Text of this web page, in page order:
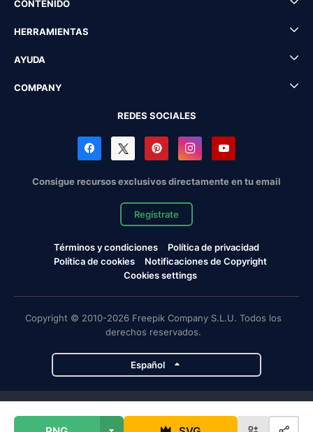
CONTENIDO
HERRAMIENTAS
AYUDA
COMPANY
REDES SOCIALES
Consigue recursos exclusivos directamente en tu email
Regístrate
Términos y condiciones
Política de privacidad
Política de cookies
Notificaciones de Copyright
Cookies settings
Copyright © 2010-2026 Freepik Company S.L.U. Todos los
derechos reservados.
Español